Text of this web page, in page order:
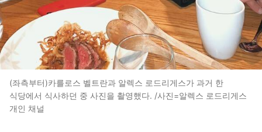
(좌측부터)카를로스 벨트란과 알렉스 로드리게스가 과거 한
식당에서 식사하던 중 사진을 촬영했다. /사진=알렉스 로드리게스
개인 채널